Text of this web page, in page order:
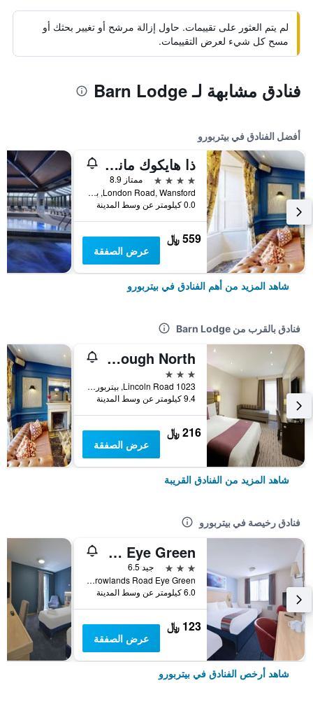
لم يتم العثور على تقييمات. حاول إزالة مرشح أو تغيير بحثك أو
مسح كل شيء لعرض التقييمات.
فنادق مشابهة لـ Barn Lodge
أفضل الفنادق في بيتربورو
ذا هايكوك مانور هوتل
4 نجوم
ممتاز 8.9
London Road, Wansford, بيتربورو, المملكة المتحدة
0.0 كيلومتر عن وسط المدينة
559 ﷼
عرض الصفقة
شاهد المزيد من أهم الفنادق في بيتربورو
فنادق بالقرب من Barn Lodge
Premier Inn Peterborough North
3 نجوم
1023 Lincoln Road, بيتربورو, المملكة المتحدة
9.4 كيلومتر عن وسط المدينة
216 ﷼
عرض الصفقة
شاهد المزيد من الفنادق القريبة
فنادق رخيصة في بيتربورو
Travelodge Peterborough Eye Green
3 نجوم
جيد 6.5
Crowlands Road Eye Green, بيتربورو, المملكة المتحدة
6.0 كيلومتر عن وسط المدينة
123 ﷼
عرض الصفقة
شاهد أرخص الفنادق في بيتربورو